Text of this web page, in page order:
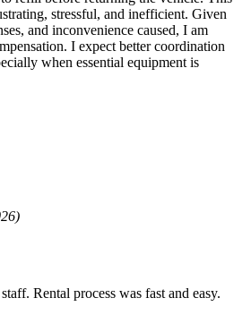
stressful, and inefficient. Given
and inconvenience caused, I am
I expect better coordination
when essential equipment is
Rental process was fast and easy.